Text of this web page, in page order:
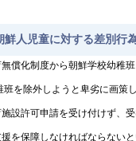
人児童に対する差別行
償化制度から朝鮮学校幼稚
を除外しようと卑劣に画策し
許可申請を受け付けず、
を保障しなければならない